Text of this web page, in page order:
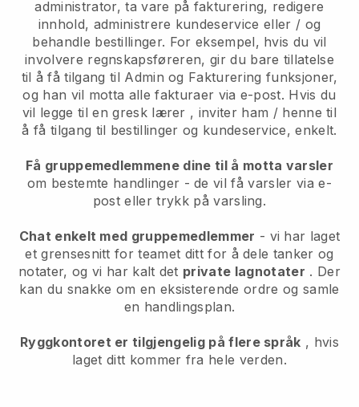
administrator, ta vare på fakturering, redigere
innhold, administrere kundeservice eller / og
behandle bestillinger. For eksempel, hvis du vil
involvere regnskapsføreren, gir du bare tillatelse
til å få tilgang til Admin og Fakturering funksjoner,
og han vil motta alle fakturaer via e-post. Hvis du
vil legge til en gresk lærer , inviter ham / henne til
å få tilgang til bestillinger og kundeservice, enkelt.
Få gruppemedlemmene dine til å motta varsler
om bestemte handlinger - de vil få varsler via e-
post eller trykk på varsling.
Chat enkelt med gruppemedlemmer - vi har laget
et grensesnitt for teamet ditt for å dele tanker og
notater, og vi har kalt det private lagnotater . Der
kan du snakke om en eksisterende ordre og samle
en handlingsplan.
Ryggkontoret er tilgjengelig på flere språk , hvis
laget ditt kommer fra hele verden.